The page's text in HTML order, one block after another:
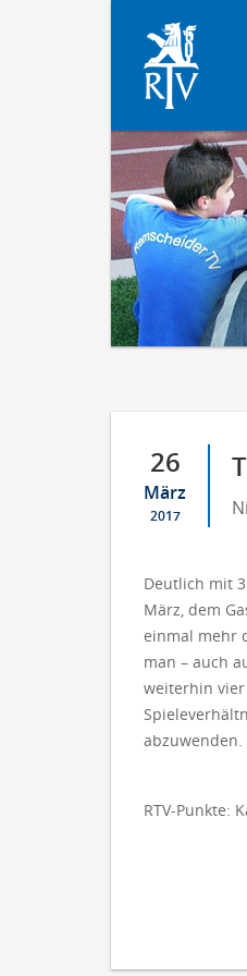
26
März
2017
Deutlich mit
März, dem
einmal mehr
man – auch
weiterhin
abzuwenden.
RTV-Punkte: